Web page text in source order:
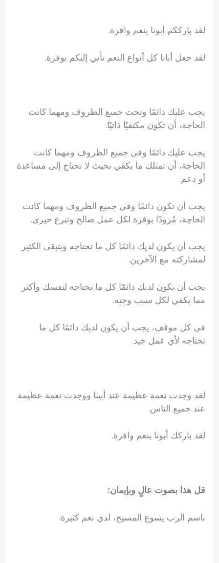
لقد بارككم أبونا بنعم وافرة.
لقد جعل أبانا كل أنواع النعم تأتي إليكم بوفرة.
يجب عليك دائمًا وتحت جميع الظروف ومهما كانت
الحاجة، أن تكون مكتفيًا ذاتيًا.
يجب عليك دائمًا وفي جميع الظروف ومهما كانت
الحاجة، أن تمتلك ما يكفي بحيث لا تحتاج إلى مساعدة
أو دعم.
يجب أن تكون دائمًا وفي جميع الظروف ومهما كانت
الحاجة، مُزودًا بوفرة لكل عمل صالح وتبرع خيري.
يجب أن يكون لديك دائمًا كل ما تحتاجه ويتبقى الكثير
لمشاركته مع الآخرين.
يجب أن يكون لديك دائمًا كل ما تحتاجه لنفسك وأكثر
مما يكفي لكل سبب وجيه.
في كل موقف، يجب أن يكون لديك دائمًا كل ما
تحتاجه لأي عمل جيد.
لقد وجدت نعمة عظيمة عند أبينا ووجدت نعمة عظيمة
عند جميع الناس.
لقد باركك أبونا بنعم وافرة.
قل هذا بصوت عالٍ وبإيمان:
باسم الرب يسوع المسيح، لدي نعم كثيرة.